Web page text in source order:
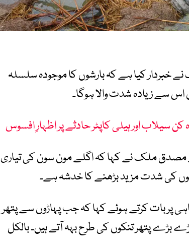
خبردار کیا ہے کہ بارشوں کا موجودہ سلسلہ
سیلاب اور ہیلی کاپٹر حادثے پر اظہارِ افسوس
مصدق ملک نے کہا کہ اگلے مون سون کی تیاری
کی شدت مزید بڑھنے کا خدشہ ہے۔
پر بات کرتے ہوئے کہا کہ جب پہاڑوں سے پتھر
بڑے پتھر تنکوں کی طرح بہہ آتے ہیں۔ بالکل